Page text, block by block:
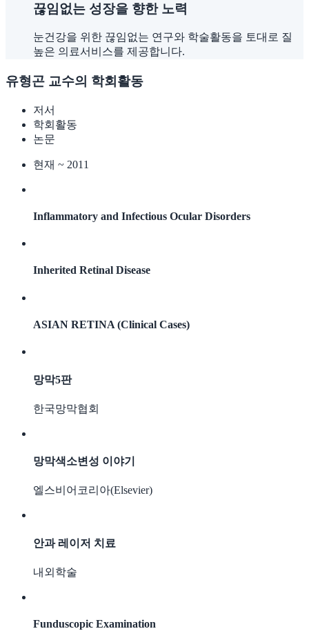
끊임없는 성장을 향한 노력
눈건강을 위한 끊임없는 연구와 학술활동을 토대로 질
높은 의료서비스를 제공합니다.
유형곤 교수의 학회활동
저서
학회활동
논문
현재 ~ 2011
Inflammatory and Infectious Ocular Disorders
Inherited Retinal Disease
ASIAN RETINA (Clinical Cases)
망막5판
한국망막협회
망막색소변성 이야기
엘스비어코리아(Elsevier)
안과 레이저 치료
내외학술
Funduscopic Examination